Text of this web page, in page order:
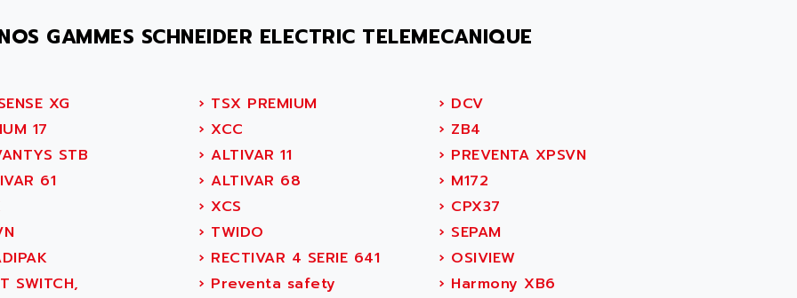
GAMMES SCHNEIDER ELECTRIC TELEMECANIQUE
XG › TSX PREMIUM › DCV
17 › XCC › ZB4
STB › ALTIVAR 11 › PREVENTA XPSVN
61 › ALTIVAR 68 › M172
› XCS › CPX37
› TWIDO › SEPAM
› RECTIVAR 4 SERIE 641 › OSIVIEW
SWITCH, › Preventa safety › Harmony XB6